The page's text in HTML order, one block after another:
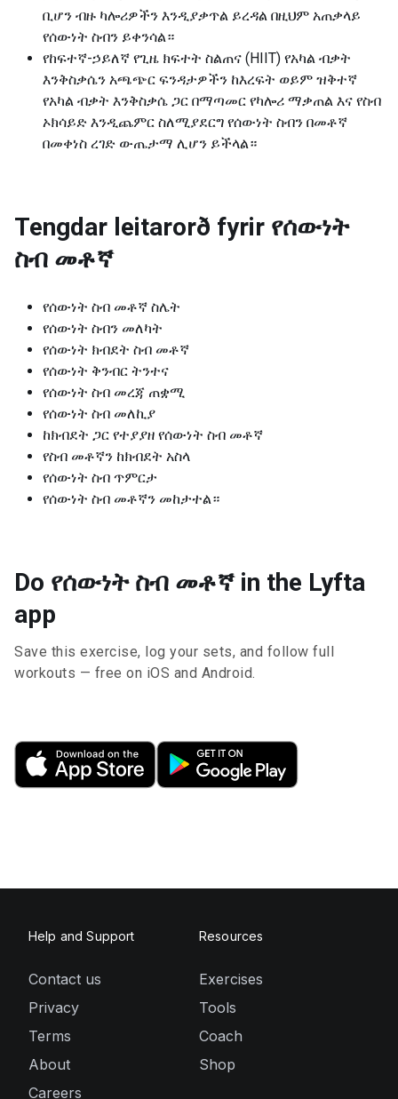
ቢሆን ብዙ ካሎሪዎችን እንዲያቃጥል ይረዳል በዚህም አጠቃላይ
የሰውነት ስብን ይቀንሳል።
የከፍተኛ-ኃይለኛ የጊዜ ክፍተት ስልጠና (HIIT) የአካል ብቃት
እንቅስቃሴን አጫጭር ፍንዳታዎችን ከእረፍት ወይም ዝቅተኛ
የአካል ብቃት እንቅስቃሴ ጋር በማጣመር የካሎሪ ማቃጠል እና የስብ
ኦክሳይድ እንዲጨምር ስለሚያደርግ የሰውነት ስብን በመቶኛ
በመቀነስ ረገድ ውጤታማ ሊሆን ይችላል።
Tengdar leitarorð fyrir የሰውነት
ስብ መቶኛ
የሰውነት ስብ መቶኛ ስሌት
የሰውነት ስብን መለካት
የሰውነት ክብደት ስብ መቶኛ
የሰውነት ቅንብር ትንተና
የሰውነት ስብ መረጃ ጠቋሚ
የሰውነት ስብ መለኪያ
ከክብደት ጋር የተያያዘ የሰውነት ስብ መቶኛ
የስብ መቶኛን ከክብደት አስላ
የሰውነት ስብ ጥምርታ
የሰውነት ስብ መቶኛን መከታተል።
Do የሰውነት ስብ መቶኛ in the Lyfta
app
Save this exercise, log your sets, and follow full
workouts — free on iOS and Android.
Help and Support
Contact us
Privacy
Terms
About
Careers
Resources
Exercises
Tools
Coach
Shop